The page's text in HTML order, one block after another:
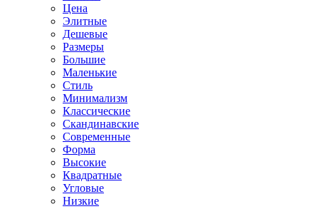
Цена
Элитные
Дешевые
Размеры
Большие
Маленькие
Стиль
Минимализм
Классические
Скандинавские
Современные
Форма
Высокие
Квадратные
Угловые
Низкие